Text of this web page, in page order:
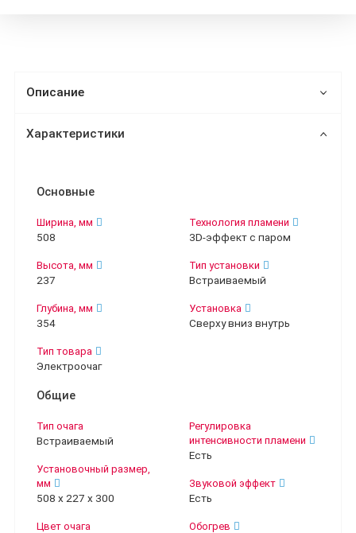
Описание
Характеристики
Основные
Ширина, мм
508
Высота, мм
237
Глубина, мм
354
Тип товара
Электроочаг
Технология пламени
3D-эффект с паром
Тип установки
Встраиваемый
Установка
Сверху вниз внутрь
Общие
Тип очага
Встраиваемый
Установочный размер,
мм
508 х 227 х 300
Цвет очага
Регулировка
интенсивности пламени
Есть
Звуковой эффект
Есть
Обогрев